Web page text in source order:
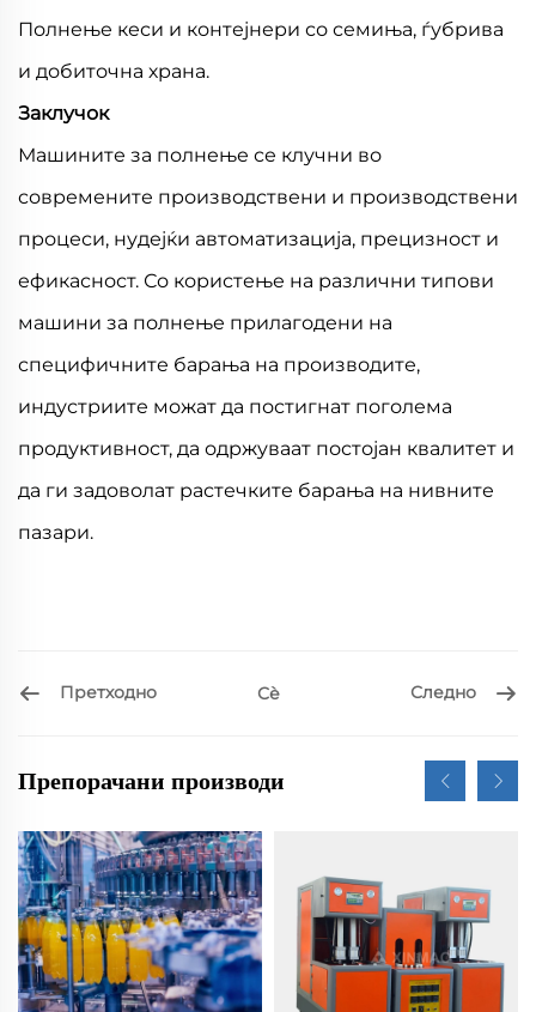
Полнење кеси и контејнери со семиња, ѓубрива
и добиточна храна.
Заклучок
Машините за полнење се клучни во
современите производствени и производствени
процеси, нудејќи автоматизација, прецизност и
ефикасност. Со користење на различни типови
машини за полнење прилагодени на
специфичните барања на производите,
индустриите можат да постигнат поголема
продуктивност, да одржуваат постојан квалитет и
да ги задоволат растечките барања на нивните
пазари.
Претходно Сѐ Следно
Препорачани производи